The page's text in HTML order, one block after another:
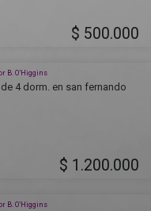
$ 500.000
B. O’Higgins
4 dorm. en san fernando
$ 1.200.000
B. O’Higgins